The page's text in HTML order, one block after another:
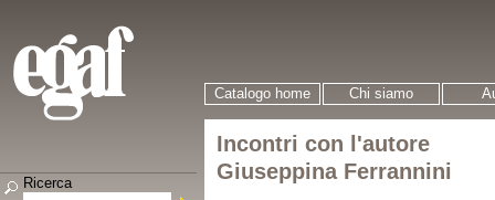
Catalogo home Chi siamo
Incontri con l'autore
Giuseppina Ferrannini
Ricerca